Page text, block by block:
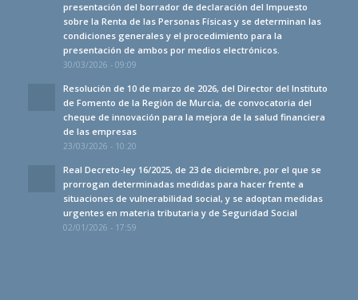
presentación del borrador de declaración del Impuesto
sobre la Renta de las Personas Físicas y se determinan las
condiciones generales y el procedimiento para la
presentación de ambos por medios electrónicos.
30/03/2026 - 09:09
Resolución de 10 de marzo de 2026, del Director del Instituto
de Fomento de la Región de Murcia, de convocatoria del
cheque de innovación para la mejora de la salud financiera
de las empresas
23/03/2026 - 10:20
Real Decreto-ley 16/2025, de 23 de diciembre, por el que se
prorrogan determinadas medidas para hacer frente a
situaciones de vulnerabilidad social, y se adoptan medidas
urgentes en materia tributaria y de Seguridad Social
02/01/2026 - 17:59